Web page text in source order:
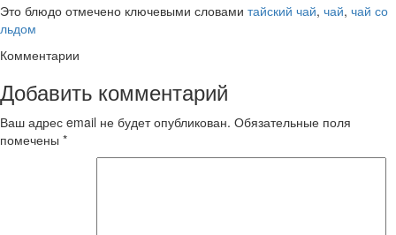
Это блюдо отмечено ключевыми словами тайский чай, чай, чай со
льдом
Комментарии
Добавить комментарий
Ваш адрес email не будет опубликован. Обязательные поля
помечены *